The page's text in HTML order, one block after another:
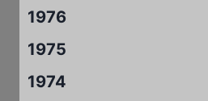
1976
1975
1974